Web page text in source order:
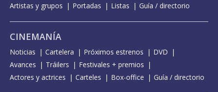
Artistas y grupos
Portadas Listas Guía / directorio
CINEMANÍA
Noticias Cartelera Próximos estrenos
DVD
Avances
Tráilers
Festivales + premios
Actores y actrices
Carteles Box-office Guía / directorio